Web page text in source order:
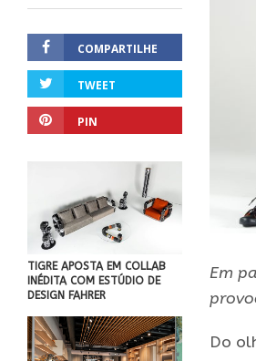
COMPARTILHE
TWEET
PIN
TIGRE APOSTA EM COLLAB
INÉDITA COM ESTÚDIO DE
DESIGN FAHRER
Em
Do